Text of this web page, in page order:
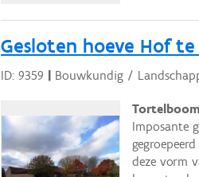
Gesloten hoeve Hof
ID: 9359 | Bouwkundig /
Imposante
deze vorm